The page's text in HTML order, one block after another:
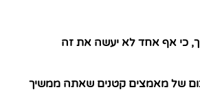
כי אף אחד לא יעשה את זה
של מאמצים קטנים שאתה ממשיך